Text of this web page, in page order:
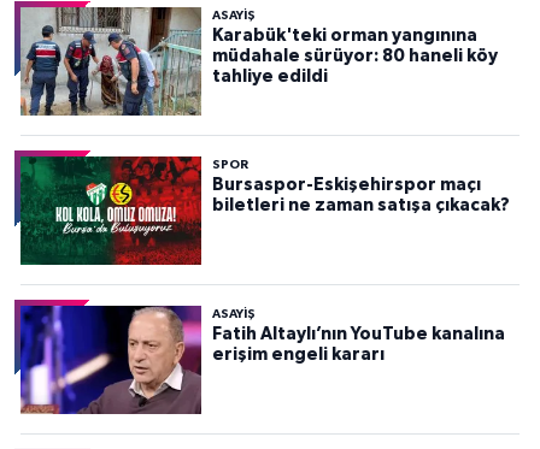
ASAYİŞ
Karabük'teki orman yangınına
müdahale sürüyor: 80 haneli köy
tahliye edildi
SPOR
Bursaspor-Eskişehirspor maçı
biletleri ne zaman satışa çıkacak?
ASAYİŞ
Fatih Altaylı’nın YouTube kanalına
erişim engeli kararı